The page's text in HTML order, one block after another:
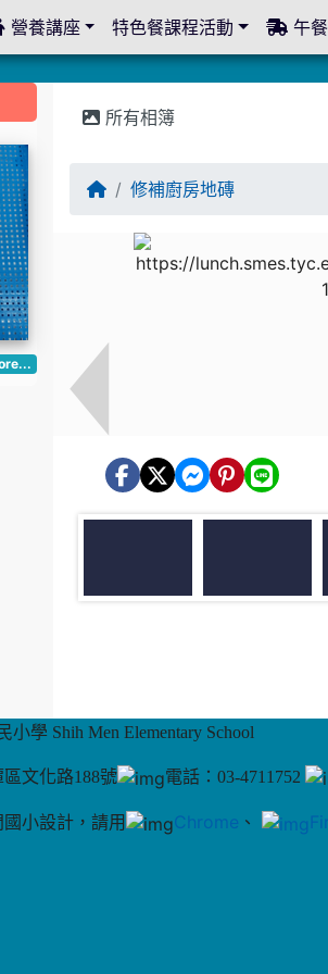
所有相簿
修補廚房地磚
學 Shih Men Elementary School
文化路188號 電話：03-4711752
小設計，請用 Chrome 、
營養講座 特色餐課程活動 午